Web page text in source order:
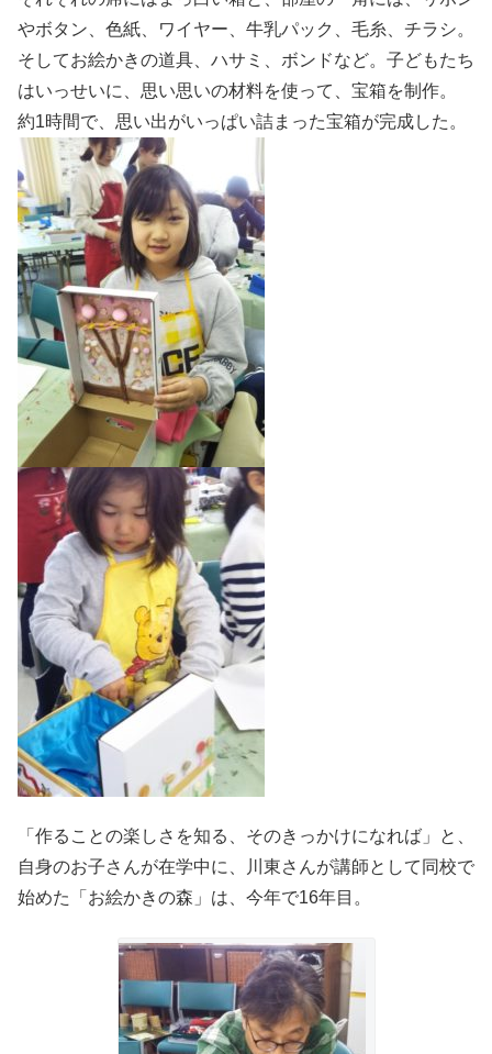
やボタン、色紙、ワイヤー、牛乳パック、毛糸、チラシ。
そしてお絵かきの道具、ハサミ、ボンドなど。子どもたち
はいっせいに、思い思いの材料を使って、宝箱を制作。
約1時間で、思い出がいっぱい詰まった宝箱が完成した。
「作ることの楽しさを知る、そのきっかけになれば」と、
自身のお子さんが在学中に、川東さんが講師として同校で
始めた「お絵かきの森」は、今年で16年目。